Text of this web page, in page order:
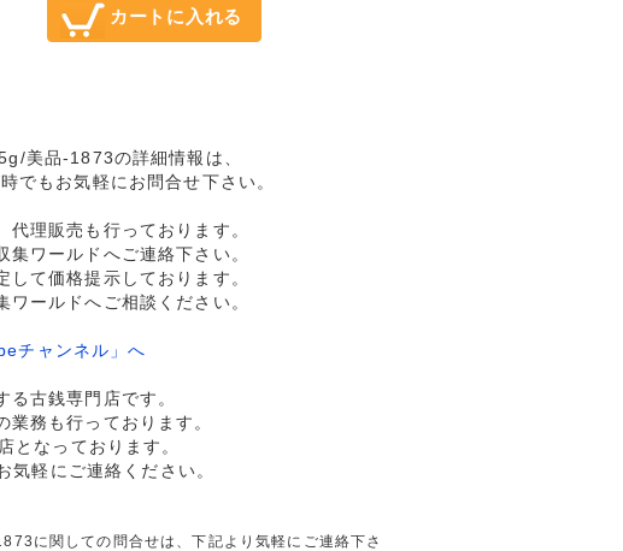
美品-1873の詳細情報は、
でもお気軽にお問合せ下さい。
理販売も行っております。
ワールドへご連絡下さい。
て価格提示しております。
ールドへご相談ください。
チャンネル」へ
古銭専門店です。
務も行っております。
となっております。
軽にご連絡ください。
に関しての問合せは、下記より気軽にご連絡下さ